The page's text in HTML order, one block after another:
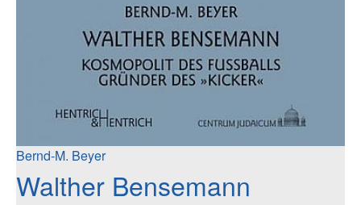
Bernd-M. Beyer
Walther Bensemann